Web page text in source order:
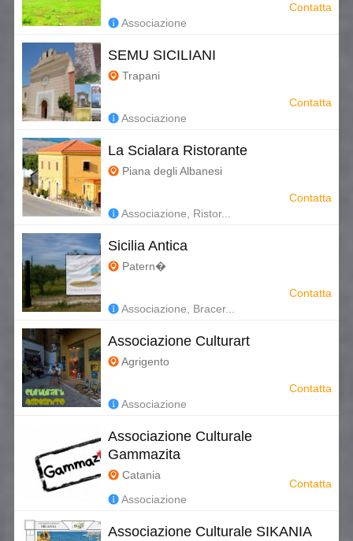
Associazione
Contatta
SEMU SICILIANI
Trapani
Associazione
Contatta
La Scialara Ristorante
Piana degli Albanesi
Associazione, Ristor...
Contatta
Sicilia Antica
Patern�
Associazione, Bracer...
Contatta
Associazione Culturart
Agrigento
Associazione
Contatta
Associazione Culturale
Gammazita
Catania
Associazione
Contatta
Associazione Culturale SIKANIA